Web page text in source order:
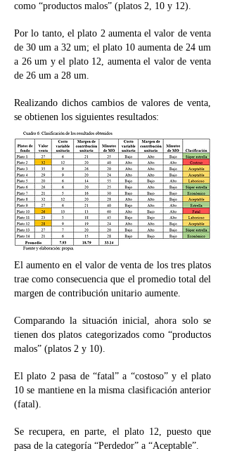
como “productos malos” (platos 2, 10 y 12).
Por lo tanto, el plato 2 aumenta el valor de venta
de 30 um a 32 um; el plato 10 aumenta de 24 um
a 26 um y el plato 12, aumenta el valor de venta
de 26 um a 28 um.
Realizando dichos cambios de valores de venta,
se obtienen los siguientes resultados:
El aumento en el valor de venta de los tres platos
trae como consecuencia que el promedio total del
margen de contribución unitario aumente.
Comparando la situación inicial, ahora solo se
tienen dos platos categorizados como “productos
malos” (platos 2 y 10).
El plato 2 pasa de “fatal” a “costoso” y el plato
10 se mantiene en la misma clasificación anterior
(fatal).
Se recupera, en parte, el plato 12, puesto que
pasa de la categoría “Perdedor” a “Aceptable”.